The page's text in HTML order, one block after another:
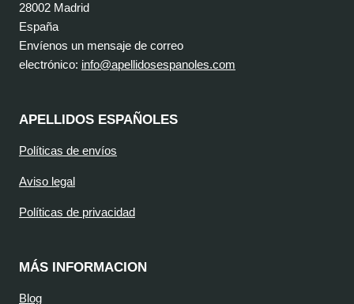
28002 Madrid
España
Envíenos un mensaje de correo
electrónico: info@apellidosespanoles.com
APELLIDOS ESPAÑOLES
Políticas de envíos
Aviso legal
Políticas de privacidad
MÁS INFORMACION
Blog